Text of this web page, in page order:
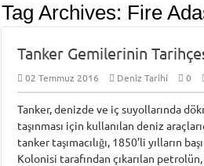
Piri Reis Üniversitesi’nden Arsa Satışı
İTÜ Mesleki ve Teknik Anadolu Lisesi
DARGEB-Denizci Gönüllülerden Gemi
Armona Denizcilik İşletme Müdürü Kapt.
Piri Reis Üniversitesi’nin Karadeniz
Tag Archives: Fire
Tanker Gemilerinin
02 Temmuz 2016 Deniz Tarihi 0
Tanker, denizde ve iç suyollarında
taşınması için kullanılan deniz
tanker taşımacılığı, 1850’li yılların
Kolonisi tarafından çıkarılan